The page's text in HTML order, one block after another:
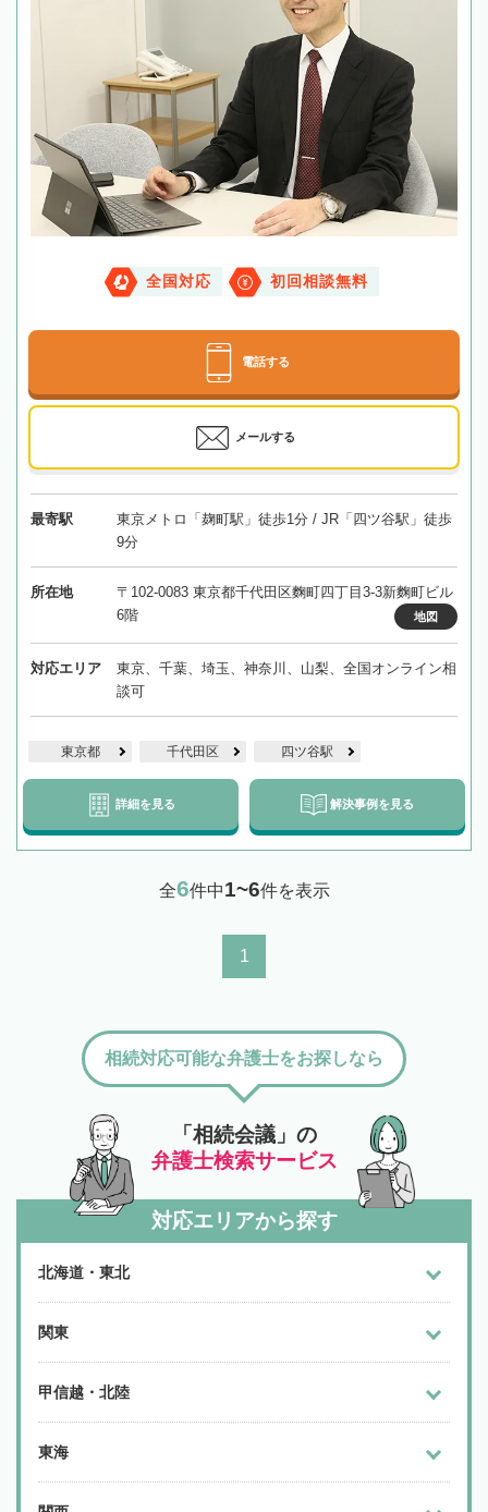
全国対応 初回相談無料
電話する
メールする
最寄駅
東京メトロ「麹町駅」徒歩1分 / JR「四ツ谷駅」徒歩
9分
所在地
〒102-0083 東京都千代田区麴町四丁目3-3新麴町ビル
6階
地図
対応エリア
東京、千葉、埼玉、神奈川、山梨、全国オンライン相
談可
東京都 千代田区 四ツ谷駅
詳細を見る 解決事例を見る
全6件中1~6件を表示
1
「相続会議」の
弁護士検索サービス
相続対応可能な弁護士をお探しなら
対応エリアから探す
北海道・東北
関東
甲信越・北陸
東海